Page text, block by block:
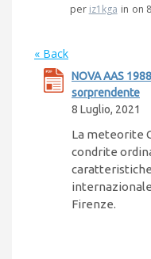
per iz1kga in on
« Back
NOVA AAS
sorprendente
8 Luglio, 2021
La meteorite
condrite
Firenze.